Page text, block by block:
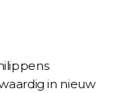
in nieuw